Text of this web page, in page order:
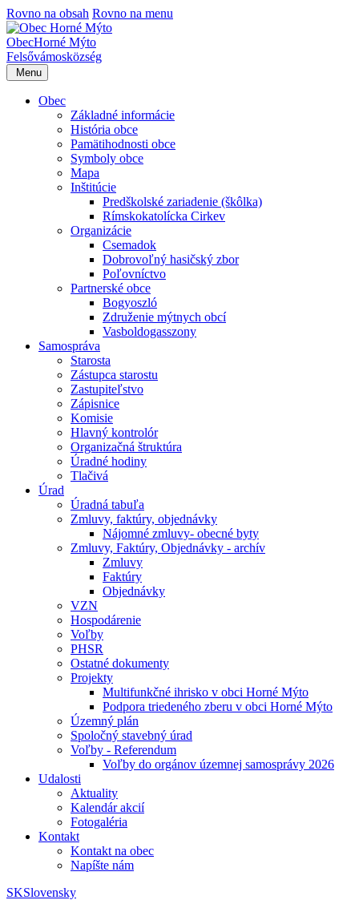
Rovno na obsah Rovno na menu
ObecHorné Mýto
Felsővámosközség
Menu
Obec
Základné informácie
História obce
Pamätihodnosti obce
Symboly obce
Mapa
Inštitúcie
Predškolské zariadenie (škôlka)
Rímskokatolícka Cirkev
Organizácie
Csemadok
Dobrovoľný hasičský zbor
Poľovníctvo
Partnerské obce
Bogyoszló
Združenie mýtnych obcí
Vasboldogasszony
Samospráva
Starosta
Zástupca starostu
Zastupiteľstvo
Zápisnice
Komisie
Hlavný kontrolór
Organizačná štruktúra
Úradné hodiny
Tlačivá
Úrad
Úradná tabuľa
Zmluvy, faktúry, objednávky
Nájomné zmluvy- obecné byty
Zmluvy, Faktúry, Objednávky - archív
Zmluvy
Faktúry
Objednávky
VZN
Hospodárenie
Voľby
PHSR
Ostatné dokumenty
Projekty
Multifunkčné ihrisko v obci Horné Mýto
Podpora triedeného zberu v obci Horné Mýto
Územný plán
Spoločný stavebný úrad
Voľby - Referendum
Voľby do orgánov územnej samosprávy 2026
Udalosti
Aktuality
Kalendár akcií
Fotogaléria
Kontakt
Kontakt na obec
Napíšte nám
SKSlovensky